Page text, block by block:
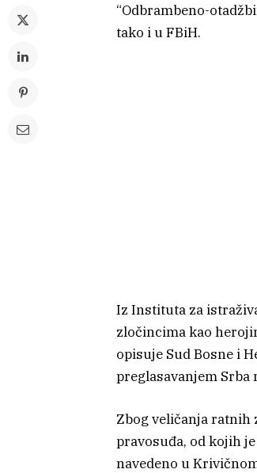
“Odbrambeno-
tako i u FBiH.
Iz Instituta za
zločincima kao
opisuje Sud Bosne i
preglasavanjem Srba
Zbog veličanja ratnih
pravosuđa, od kojih
navedeno u